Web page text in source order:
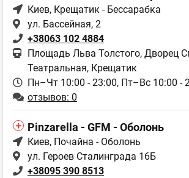
Киев, Крещатик - Бессарабка
ул. Бассейная, 2
+38063 102 4884
Площадь Льва Толстого, Дворец
Театральная, Крещатик
Пн–Чт 10:00 - 23:00, Пт–Вс 10:00 -
отзывов: 0
Pinzarella - GFM - Оболонь
Киев, Почайна - Оболонь
ул. Героев Сталинграда 16Б
+38095 390 8513